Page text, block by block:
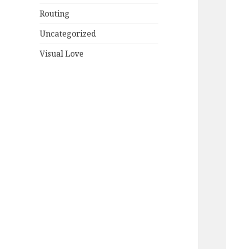
Routing
Uncategorized
Visual Love